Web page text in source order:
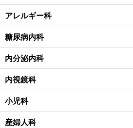
アレルギー科
糖尿病内科
内分泌内科
内視鏡科
小児科
産婦人科